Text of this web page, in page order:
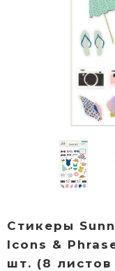
Стикеры
Icons &
шт. (8 листов